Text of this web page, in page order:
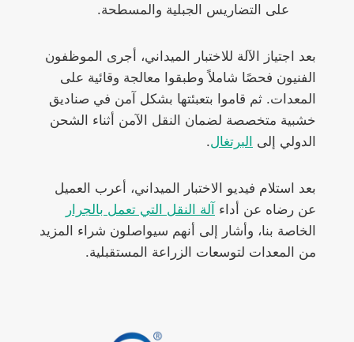
على التضاريس الجبلية والمسطحة.
بعد اجتياز الآلة للاختبار الميداني، أجرى الموظفون
الفنيون فحصًا شاملاً وطبقوا معالجة وقائية على
المعدات. ثم قاموا بتعبئتها بشكل آمن في صناديق
خشبية متخصصة لضمان النقل الآمن أثناء الشحن
الدولي إلى البرتغال.
بعد استلام فيديو الاختبار الميداني، أعرب العميل
عن رضاه عن أداء آلة النقل التي تعمل بالجرار
الخاصة بنا، وأشار إلى أنهم سيواصلون شراء المزيد
من المعدات لتوسعات الزراعة المستقبلية.